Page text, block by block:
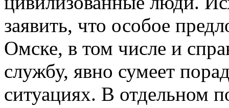
заявить, что особое
Омске, в том числе и
службу, явно сумеет
ситуациях. В отдельном